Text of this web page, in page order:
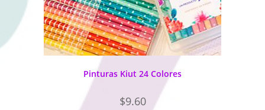
Pinturas Kiut 24 Colores
$9.60